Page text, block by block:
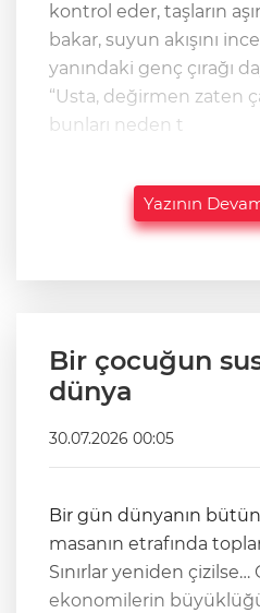
kontrol eder, taşların
bakar, suyun akışını incelerdi.
yanındaki genç çırağı
“Usta, değirmen zaten
bunları neden t
Yazının
Bir çocuğun
dünya
30.07.2026 00:05
Bir gün dünyanın
masanın etrafında
Sınırlar yeniden çizilse…
ekonomilerin